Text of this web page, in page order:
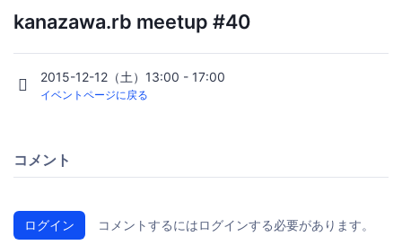
kanazawa.rb meetup #40
2015-12-12（土）13:00 - 17:00
イベントページに戻る
コメント
ログイン コメントするにはログインする必要があります。